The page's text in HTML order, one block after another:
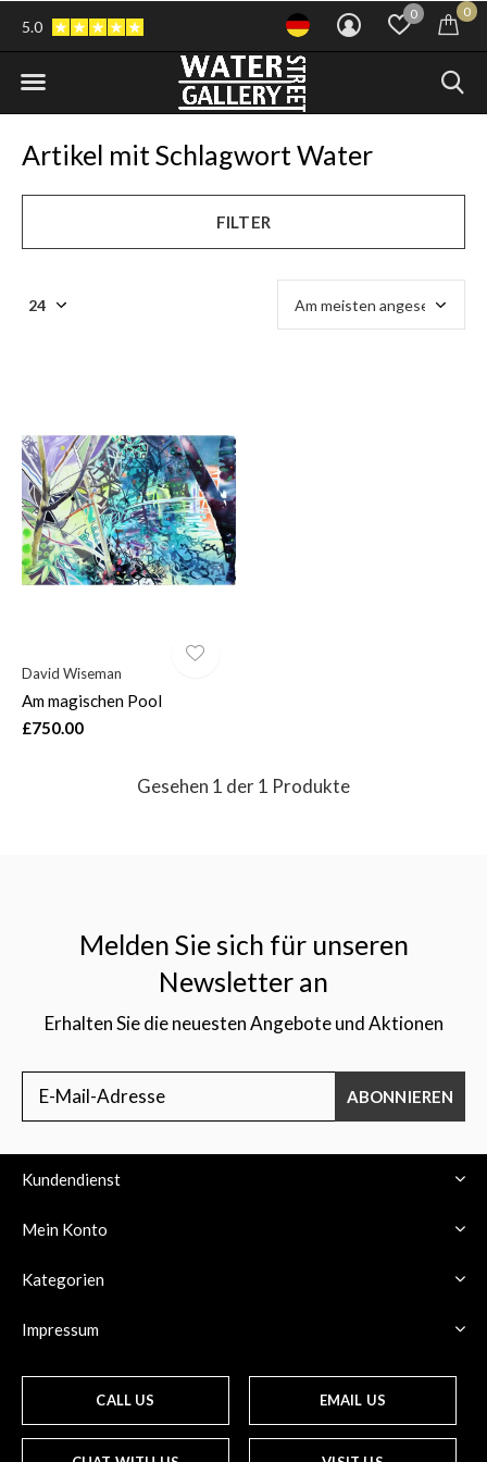
0 0
5.0
Artikel mit Schlagwort Water
FILTER
David Wiseman
Am magischen Pool
£750.00
Gesehen 1 der 1 Produkte
Melden Sie sich für unseren
Newsletter an
Erhalten Sie die neuesten Angebote und Aktionen
ABONNIEREN
Kundendienst
Mein Konto
Kategorien
Impressum
CALL US EMAIL US